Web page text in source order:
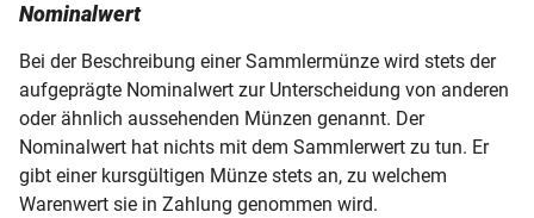
Nominalwert
Bei der Beschreibung einer Sammlermünze wird stets der
aufgeprägte Nominalwert zur Unterscheidung von anderen
oder ähnlich aussehenden Münzen genannt. Der
Nominalwert hat nichts mit dem Sammlerwert zu tun. Er
gibt einer kursgültigen Münze stets an, zu welchem
Warenwert sie in Zahlung genommen wird.